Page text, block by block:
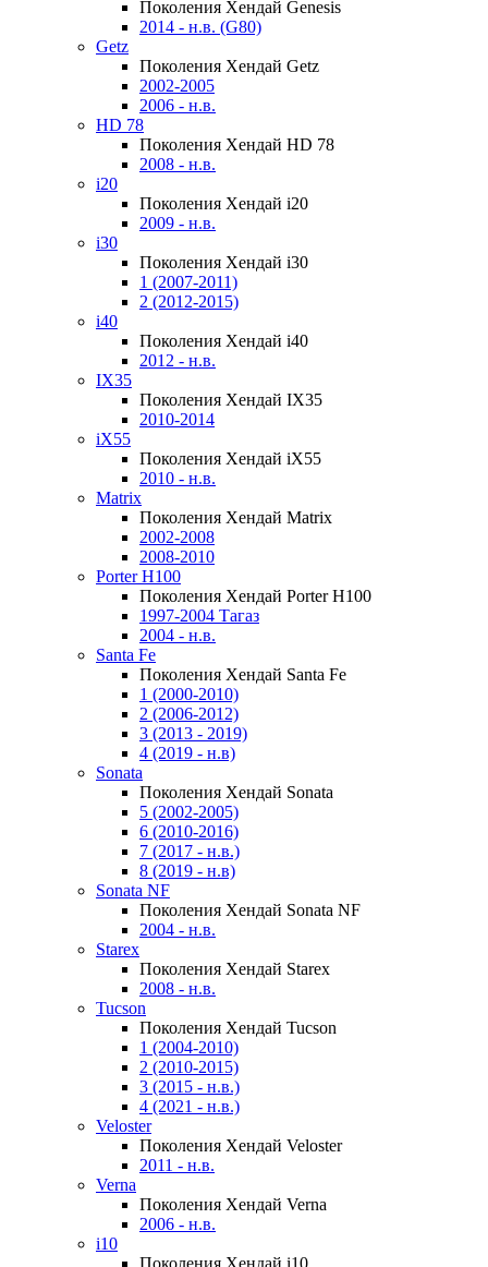
Поколения Хендай Genesis
2014 - н.в. (G80)
Getz
Поколения Хендай Getz
2002-2005
2006 - н.в.
HD 78
Поколения Хендай HD 78
2008 - н.в.
i20
Поколения Хендай i20
2009 - н.в.
i30
Поколения Хендай i30
1 (2007-2011)
2 (2012-2015)
i40
Поколения Хендай i40
2012 - н.в.
IX35
Поколения Хендай IX35
2010-2014
iX55
Поколения Хендай iX55
2010 - н.в.
Matrix
Поколения Хендай Matrix
2002-2008
2008-2010
Porter H100
Поколения Хендай Porter H100
1997-2004 Тагаз
2004 - н.в.
Santa Fe
Поколения Хендай Santa Fe
1 (2000-2010)
2 (2006-2012)
3 (2013 - 2019)
4 (2019 - н.в)
Sonata
Поколения Хендай Sonata
5 (2002-2005)
6 (2010-2016)
7 (2017 - н.в.)
8 (2019 - н.в)
Sonata NF
Поколения Хендай Sonata NF
2004 - н.в.
Starex
Поколения Хендай Starex
2008 - н.в.
Tucson
Поколения Хендай Tucson
1 (2004-2010)
2 (2010-2015)
3 (2015 - н.в.)
4 (2021 - н.в.)
Veloster
Поколения Хендай Veloster
2011 - н.в.
Verna
Поколения Хендай Verna
2006 - н.в.
i10
Поколения Хендай i10